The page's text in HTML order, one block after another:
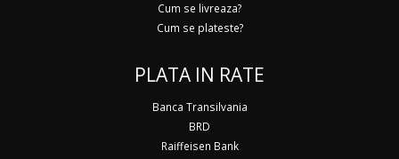
Cum se livreaza?
Cum se plateste?
PLATA IN RATE
Banca Transilvania
BRD
Raiffeisen Bank